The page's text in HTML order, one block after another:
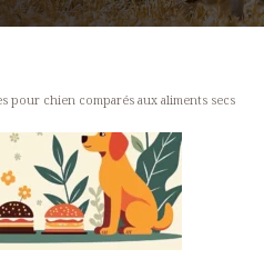
pour chien comparés aux aliments secs